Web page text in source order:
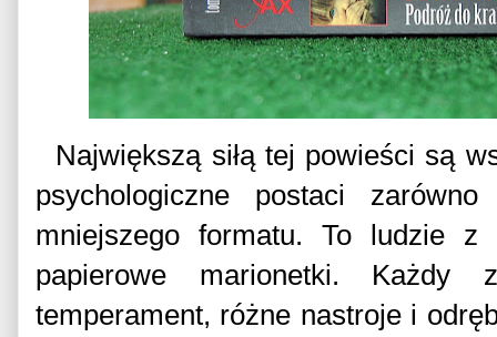
Największą siłą tej powieści są
psychologiczne postaci
mniejszego formatu. To ludzie
papierowe marionetki.
temperament, różne nastroje i